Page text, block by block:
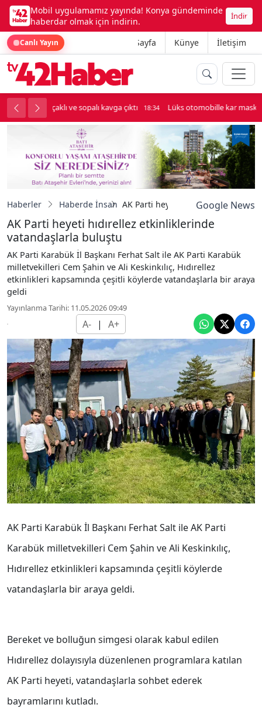
Mobil uygulamamız yayında! Konya gündeminde
haberdar olmak için indirin.
İndir
Canlı Yayın Ana Sayfa Künye İletişim
kavga çıktı 18:34 Lüks otomobille kar maskeli milyonluk soygun
Haberler Haberde İnsan AK Parti heyeti hıdırellezGoogle News
AK Parti heyeti hıdırellez etkinliklerinde
vatandaşlarla buluştu
AK Parti Karabük İl Başkanı Ferhat Salt ile AK Parti Karabük
milletvekilleri Cem Şahin ve Ali Keskinkılıç, Hıdırellez
etkinlikleri kapsamında çeşitli köylerde vatandaşlarla bir araya
geldi
Yayınlanma Tarihi: 11.05.2026 09:49
A- | A+
AK Parti Karabük İl Başkanı Ferhat Salt ile AK Parti
Karabük milletvekilleri Cem Şahin ve Ali Keskinkılıç,
Hıdırellez etkinlikleri kapsamında çeşitli köylerde
vatandaşlarla bir araya geldi.
Bereket ve bolluğun simgesi olarak kabul edilen
Hıdırellez dolayısıyla düzenlenen programlara katılan
AK Parti heyeti, vatandaşlarla sohbet ederek
bayramlarını kutladı.